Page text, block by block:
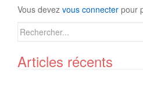
Vous devez vous connecter pour
Search
Articles récents